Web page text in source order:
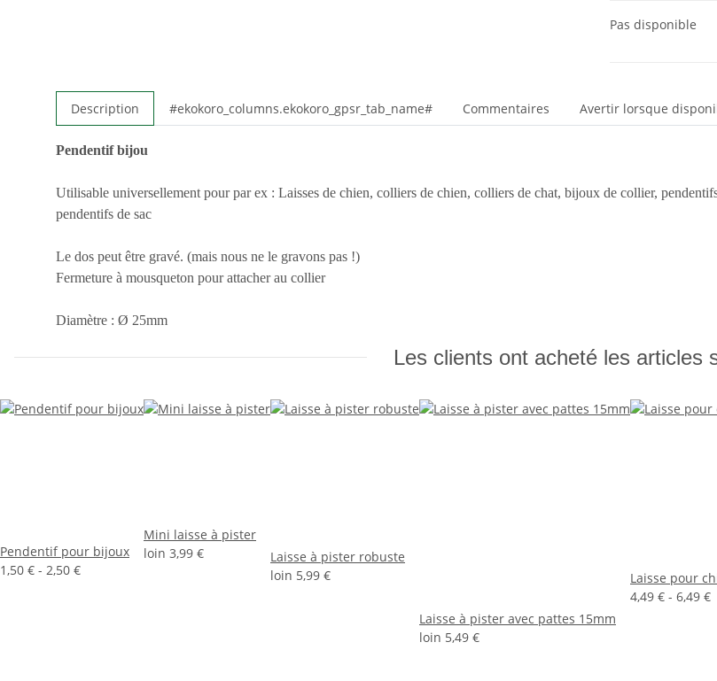
Pas disponible
Description #ekokoro_columns.ekokoro_gpsr_tab_name# Commentaires Avertir lorsque
Pendentif bijou
Utilisable universellement pour par ex : Laisses de chien, colliers de chien, colliers de chat, bijoux de collier,
pendentifs de sac
Le dos peut être gravé. (mais nous ne le gravons pas !)
Fermeture à mousqueton pour attacher au collier
Diamètre : Ø 25mm
Les clients ont acheté les articles
Pendentif pour bijoux
1,50 € - 2,50 €
Mini laisse à pister
loin 3,99 €
Laisse à pister robuste
loin 5,99 €
Laisse à pister avec pattes 15mm
loin 5,49 €
Laisse pour
4,49 € - 6,49 €